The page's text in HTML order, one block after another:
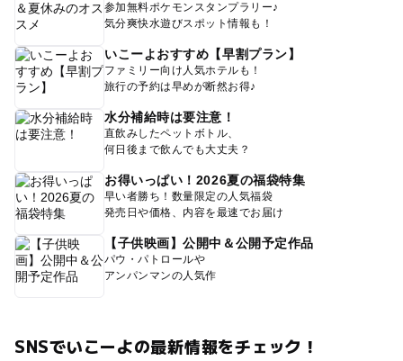
参加無料ポケモンスタンプラリー♪
気分爽快水遊びスポット情報も！
いこーよおすすめ【早割プラン】
ファミリー向け人気ホテルも！
旅行の予約は早めが断然お得♪
水分補給時は要注意！
直飲みしたペットボトル、
何日後まで飲んでも大丈夫？
お得いっぱい！2026夏の福袋特集
早い者勝ち！数量限定の人気福袋
発売日や価格、内容を最速でお届け
【子供映画】公開中＆公開予定作品
パウ・パトロールや
アンパンマンの人気作
SNSでいこーよの最新情報をチェック！